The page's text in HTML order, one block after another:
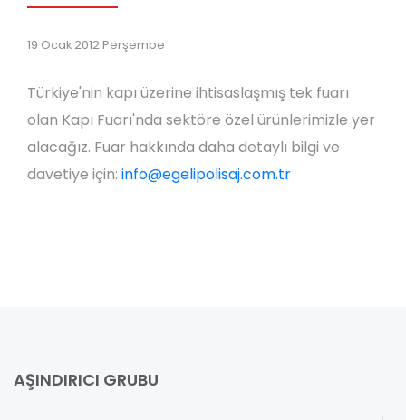
19 Ocak 2012 Perşembe
Türkiye'nin kapı üzerine ihtisaslaşmış tek fuarı
olan Kapı Fuarı'nda sektöre özel ürünlerimizle yer
alacağız. Fuar hakkında daha detaylı bilgi ve
davetiye için: info@egelipolisaj.com.tr
AŞINDIRICI GRUBU